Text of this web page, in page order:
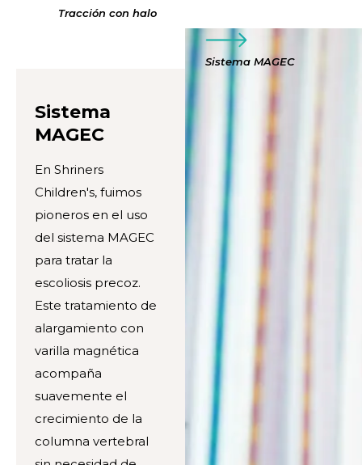
Tracción con halo
Sistema MAGEC
Sistema
MAGEC
En Shriners
Children's, fuimos
pioneros en el uso
del sistema MAGEC
para tratar la
escoliosis precoz.
Este tratamiento de
alargamiento con
varilla magnética
acompaña
suavemente el
crecimiento de la
columna vertebral